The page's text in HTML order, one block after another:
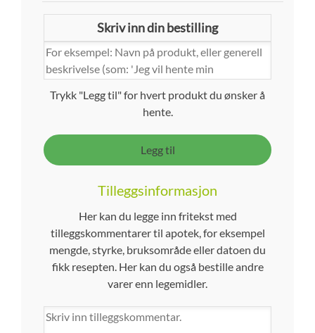
Skriv inn din bestilling
Trykk "Legg til" for hvert produkt du ønsker å
hente.
Legg til
Tilleggsinformasjon
Her kan du legge inn fritekst med
tilleggskommentarer til apotek, for eksempel
mengde, styrke, bruksområde eller datoen du
fikk resepten. Her kan du også bestille andre
varer enn legemidler.